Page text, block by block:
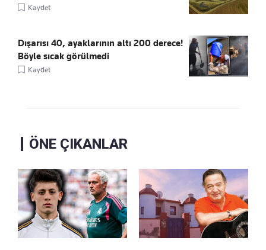
Kaydet
Dışarısı 40, ayaklarının altı 200 derece!
Böyle sıcak görülmedi
Kaydet
ÖNE ÇIKANLAR